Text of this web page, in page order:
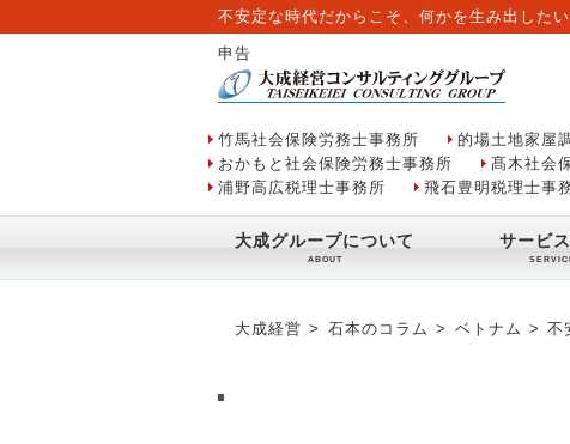
不安定な時代だからこそ、何かを生み出したい
申告
竹馬社会保険労務士事務所 的場土地家屋
おかもと社会保険労務士事務所
髙木社会
浦野高広税理士事務所
飛石豊明税理士事
大成グループについて サービ
大成経営 石本のコラム ベトナム 不